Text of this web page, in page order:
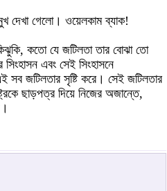
দেখা গেলো। ওয়েলকাম ব্যাক!
কতো যে জটিলতা তার বোঝা তো
এবং সেই সিংহাসনে
সব জটিলতার সৃষ্টি করে। সেই জটিলতার
ছাড়পত্র দিয়ে নিজের অজান্তে,